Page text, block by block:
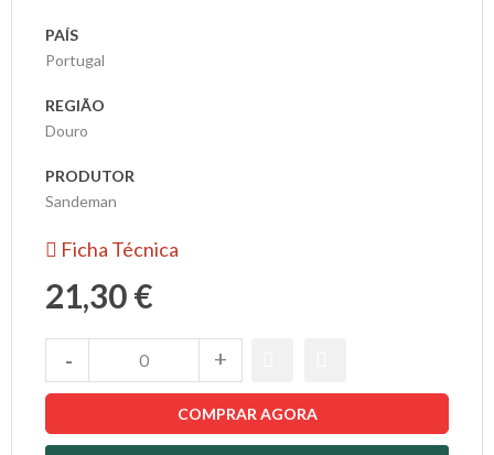
PAÍS
Portugal
REGIÃO
Douro
PRODUTOR
Sandeman
Ficha Técnica
21,30 €
COMPRAR AGORA